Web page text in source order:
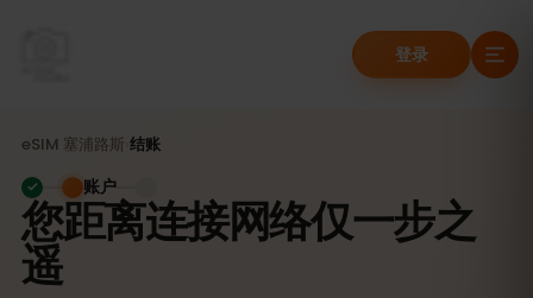
登录
eSIM 塞浦路斯 结账
您距离连接网络仅一步之
遥
账户